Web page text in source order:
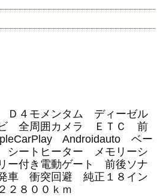
４モメンタム ディーゼル
全周囲カメラ ＥＴＣ 前
Androidauto ベー
シートヒーター メモリーシ
ー付き電動ゲート 前後ソナ
車 衝突回避 純正１８イン
２８００ｋｍ